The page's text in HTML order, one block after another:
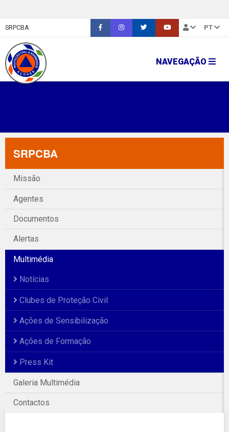
SRPCBA PT
NAVEGAÇÃO
SRPCBA
Missão
Agentes
Documentos
Alertas
Multimédia
Notícias
Clubes de Proteção Civil
Ações de Sensibilização
Ações de Formação
Press Kit
Galeria Multimédia
Contactos